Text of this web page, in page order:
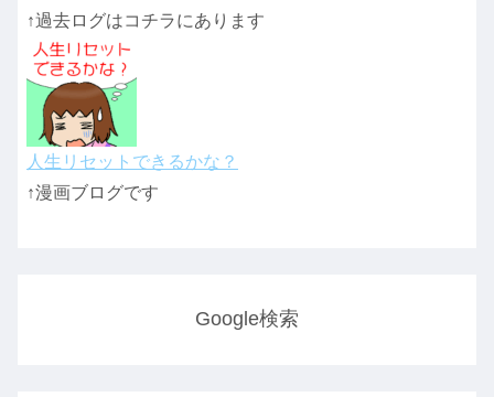
↑過去ログはコチラにあります
人生リセットできるかな？
↑漫画ブログです
Google検索